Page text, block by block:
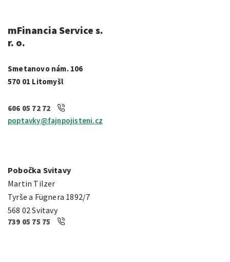
mFinancia Service s.
r. o.
Smetanovo nám. 106
570 01 Litomyšl
606 05 72 72
poptavky@fajnpojisteni.cz
Pobočka Svitavy
Martin Tilzer
Tyrše a Fügnera 1892/7
568 02 Svitavy
739 05 75 75